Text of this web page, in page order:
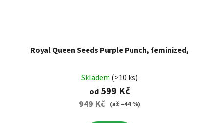
Royal Queen Seeds Purple Punch, feminized,
Skladem (>10 ks)
od599 Kč
949 Kč (až –44 %)